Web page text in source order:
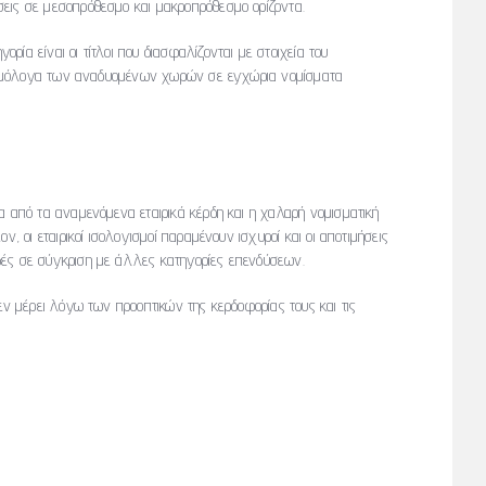
σε μεσοπρόθεσμο και μακροπρόθεσμο ορίζοντα.
είναι οι τίτλοι που διασφαλίζονται με στοιχεία του
των αναδυομένων χωρών σε εγχώρια νομίσματα
τα αναμενόμενα εταιρικά κέρδη και η χαλαρή νομισματική
εταιρικοί ισολογισμοί παραμένουν ισχυροί και οι αποτιμήσεις
σε σύγκριση με άλλες κατηγορίες επενδύσεων.
μέρει λόγω των προοπτικών της κερδοφορίας τους και τις